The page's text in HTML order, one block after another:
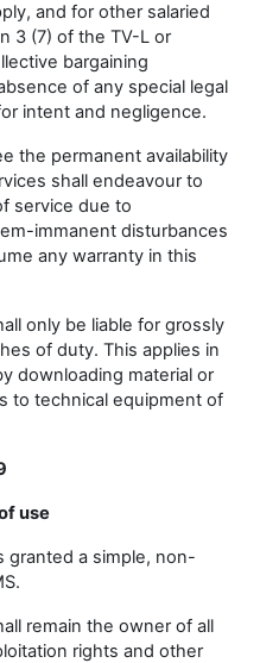
and for other salaried
3 (7) of the TV-L or
bargaining
of any special legal
intent and negligence.
the permanent availability
shall endeavour to
service due to
immanent disturbances
any warranty in this
only be liable for grossly
of duty. This applies in
downloading material or
to technical equipment of
use
granted a simple, non-
remain the owner of all
rights and other